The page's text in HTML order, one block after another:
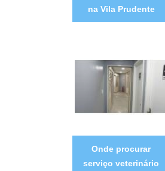
na Vila Prudente
Onde procurar
serviço veterinário